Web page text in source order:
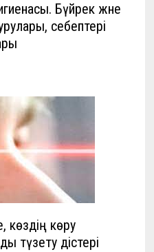
Бүйрек және
себептері
көздiң көру
түзету әдiстері